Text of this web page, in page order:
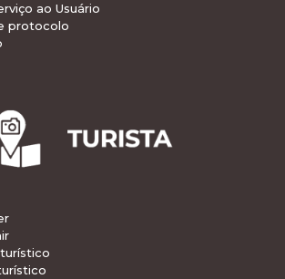
ao Usuário
protocolo